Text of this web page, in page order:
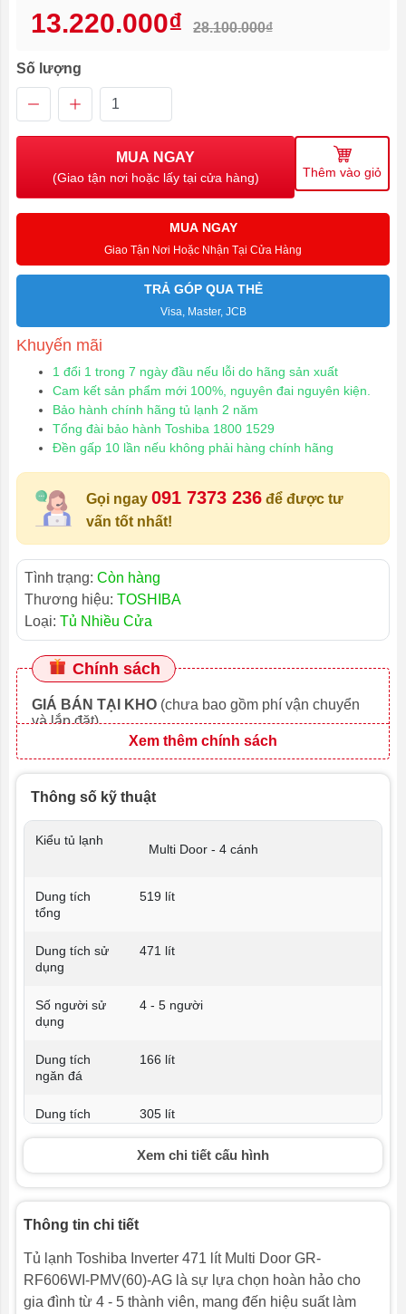
13.220.000₫ 28.100.000₫
Số lượng
MUA NGAY
(Giao tận nơi hoặc lấy tại cửa hàng) Thêm vào giỏ
MUA NGAY
Giao Tận Nơi Hoặc Nhận Tại Cửa Hàng
TRẢ GÓP QUA THẺ
Visa, Master, JCB
Khuyến mãi
1 đổi 1 trong 7 ngày đầu nếu lỗi do hãng sản xuất
Cam kết sản phẩm mới 100%, nguyên đai nguyên kiện.
Bảo hành chính hãng tủ lạnh 2 năm
Tổng đài bảo hành Toshiba 1800 1529
Đền gấp 10 lần nếu không phải hàng chính hãng
Gọi ngay 091 7373 236 để được tư
vấn tốt nhất!
Tình trạng: Còn hàng
Thương hiệu: TOSHIBA
Loại: Tủ Nhiều Cửa
Chính sách
GIÁ BÁN TẠI KHO (chưa bao gồm phí vận chuyển
và lắp đặt)
Xem thêm chính sách
Thông số kỹ thuật
Kiểu tủ lạnh
Multi Door - 4 cánh
Dung tích
tổng
519 lít
Dung tích sử
dụng
471 lít
Số người sử
dụng
4 - 5 người
Dung tích
ngăn đá
166 lít
Dung tích
305 lít
tủ lạnh
Chất liệu khay
Chất liệu ống
dẫn gas, dàn
lạnh
Ống dẫn gas bằng hợp kim, dàn
lạnh bằng nhôm
Xem chi tiết cấu hình
Thông tin chi tiết
Tủ lạnh Toshiba Inverter 471 lít Multi Door GR-
RF606WI-PMV(60)-AG là sự lựa chọn hoàn hảo cho
gia đình từ 4 - 5 thành viên, mang đến hiệu suất làm